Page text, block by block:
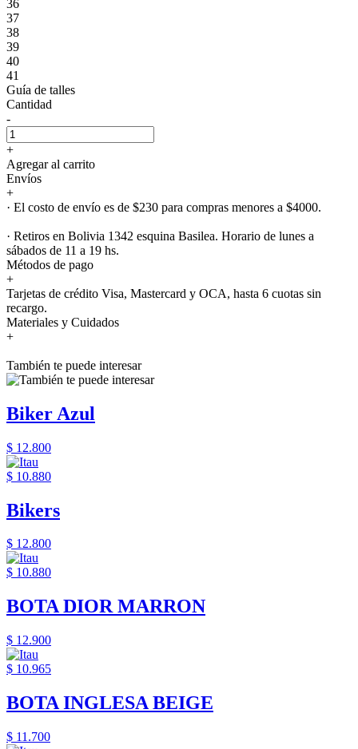
36
37
38
39
40
41
Guía de talles
Cantidad
-
+
Agregar al carrito
Envíos
+
· El costo de envío es de $230 para compras menores a $4000.
· Retiros en Bolivia 1342 esquina Basilea. Horario de lunes a
sábados de 11 a 19 hs.
Métodos de pago
+
Tarjetas de crédito Visa, Mastercard y OCA, hasta 6 cuotas sin
recargo.
Materiales y Cuidados
+
También te puede interesar
Biker Azul
$ 12.800
$ 10.880
Bikers
$ 12.800
$ 10.880
BOTA DIOR MARRON
$ 12.900
$ 10.965
BOTA INGLESA BEIGE
$ 11.700